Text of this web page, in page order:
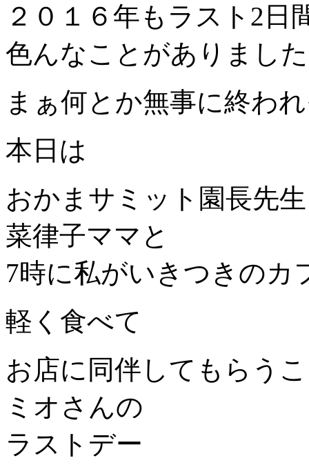
２０１６年もラスト2日
色んなことがありまし
まぁ何とか無事に終わ
本日は
おかまサミット園長先
菜律子ママと
7時に私がいきつきのカ
軽く食べて
お店に同伴してもらう
ミオさんの
ラストデー